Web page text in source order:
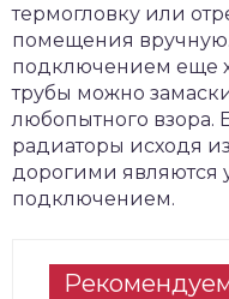
термогловку или
помещения
подключением еще
трубы можно
любопытного взора.
радиаторы исходя
дорогими являются
подключением.